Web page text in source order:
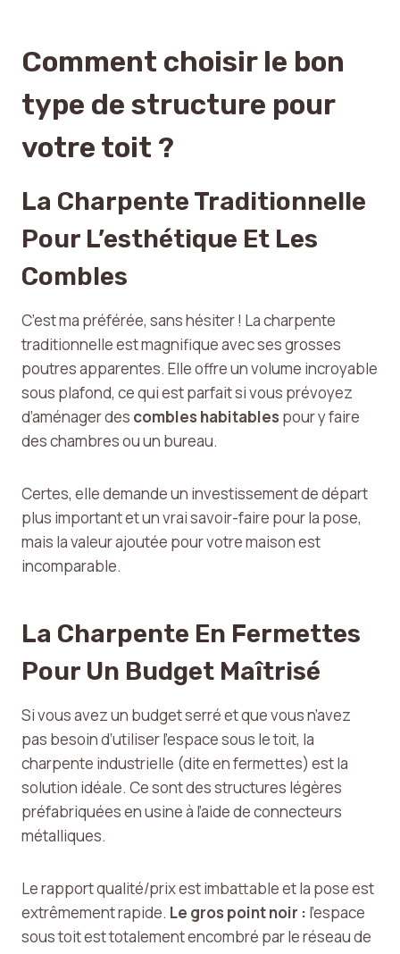
Comment choisir le bon
type de structure pour
votre toit ?
La Charpente Traditionnelle
Pour L’esthétique Et Les
Combles
C’est ma préférée, sans hésiter ! La charpente
traditionnelle est magnifique avec ses grosses
poutres apparentes. Elle offre un volume incroyable
sous plafond, ce qui est parfait si vous prévoyez
d’aménager des combles habitables pour y faire
des chambres ou un bureau.
Certes, elle demande un investissement de départ
plus important et un vrai savoir-faire pour la pose,
mais la valeur ajoutée pour votre maison est
incomparable.
La Charpente En Fermettes
Pour Un Budget Maîtrisé
Si vous avez un budget serré et que vous n’avez
pas besoin d’utiliser l’espace sous le toit, la
charpente industrielle (dite en fermettes) est la
solution idéale. Ce sont des structures légères
préfabriquées en usine à l’aide de connecteurs
métalliques.
Le rapport qualité/prix est imbattable et la pose est
extrêmement rapide. Le gros point noir : l’espace
sous toit est totalement encombré par le réseau de